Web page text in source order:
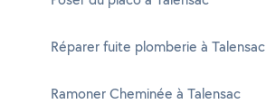
Réparer fuite plomberie à Talensac
Ramoner Cheminée à Talensac